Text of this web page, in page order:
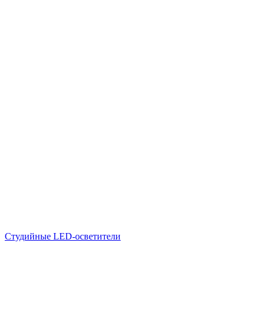
Студийные LED-осветители